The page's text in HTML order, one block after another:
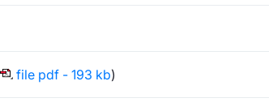
file pdf - 193 kb)